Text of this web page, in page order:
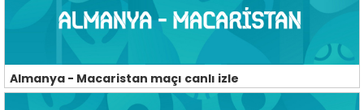
Almanya - Macaristan maçı canlı izle